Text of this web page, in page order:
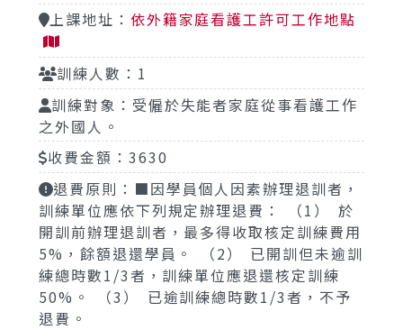
上課地址： 依外籍家庭看護工許可工作地點
訓練人數：1
訓練對象：受僱於失能者家庭從事看護工作
之外國人。
收費金額：3630
退費原則：■因學員個人因素辦理退訓者，
訓練單位應依下列規定辦理退費： （1） 於
開訓前辦理退訓者，最多得收取核定訓練費用
5%，餘額退還學員。 （2） 已開訓但未逾訓
練總時數1/3者，訓練單位應退還核定訓練
50%。 （3） 已逾訓練總時數1/3者，不予
退費。